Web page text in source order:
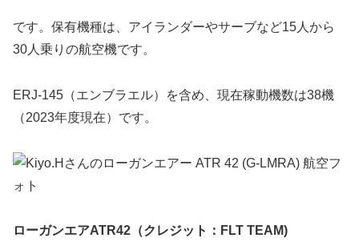
です。保有機種は、アイランダーやサーブなど15人から
30人乗りの航空機です。
ERJ-145（エンブラエル）を含め、現在稼動機数は38機
（2023年度現在）です。
ローガンエアATR42（クレジット：FLT TEAM)